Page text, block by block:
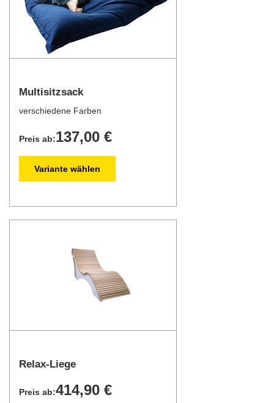
Multisitzsack
verschiedene Farben
Preis ab:137,00 €
Variante wählen
Relax-Liege
Preis ab:414,90 €